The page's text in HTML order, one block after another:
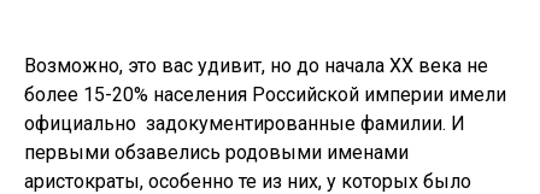
Возможно, это вас удивит, но до начала ХХ века не
более 15-20% населения Российской империи имели
официально задокументированные фамилии. И
первыми обзавелись родовыми именами
аристократы, особенно те из них, у которых было